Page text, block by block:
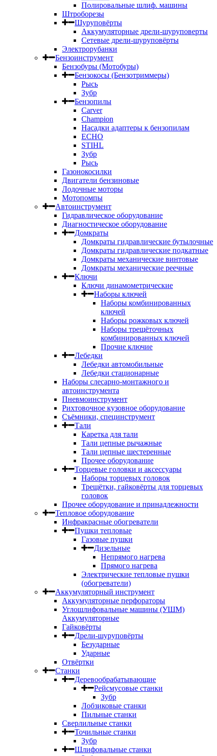
Полировальные шлиф. машины
Штроборезы
Шуруповёрты
Аккумуляторные дрели-шуруповерты
Сетевые дрели-шуруповёрты
Электрорубанки
Бензоинструмент
Бензобуры (Мотобуры)
Бензокосы (Бензотриммеры)
Рысь
Зубр
Бензопилы
Carver
Champion
Насадки адаптеры к бензопилам
ECHO
STIHL
Зубр
Рысь
Газонокосилки
Двигатели бензиновые
Лодочные моторы
Мотопомпы
Автоинструмент
Гидравлическое оборудование
Диагностическое оборудование
Домкраты
Домкраты гидравлические бутылочные
Домкраты гидравлические подкатные
Домкраты механические винтовые
Домкраты механические реечные
Ключи
Ключи динамометрические
Наборы ключей
Наборы комбинированных
ключей
Наборы рожковых ключей
Наборы трещёточных
комбинированных ключей
Прочие ключие
Лебедки
Лебедки автомобильные
Лебедки стационарные
Наборы слесарно-монтажного и
автоинструмента
Пневмоинструмент
Рихтовочное кузовное оборудование
Съёмники, специнструмент
Тали
Каретка для тали
Тали цепные рычажные
Тали цепные шестеренные
Прочее оборудование
Торцевые головки и аксессуары
Наборы торцевых головок
Трещётки, гайковёрты для торцевых
головок
Прочее оборудование и принадлежности
Тепловое оборудование
Инфракрасные обогреватели
Пушки тепловые
Газовые пушки
Дизельные
Непрямого нагрева
Прямого нагрева
Электрические тепловые пушки
(обогреватели)
Аккумуляторный инструмент
Аккумуляторные перфораторы
Углошлифовальные машины (УШМ)
Аккумуляторные
Гайковёрты
Дрели-шуруповёрты
Безударные
Ударные
Отвёртки
Станки
Деревообрабатывающие
Рейсмусовые станки
Зубр
Лобзиковые станки
Пильные станки
Сверлильные станки
Точильные станки
Зубр
Шлифовальные станки